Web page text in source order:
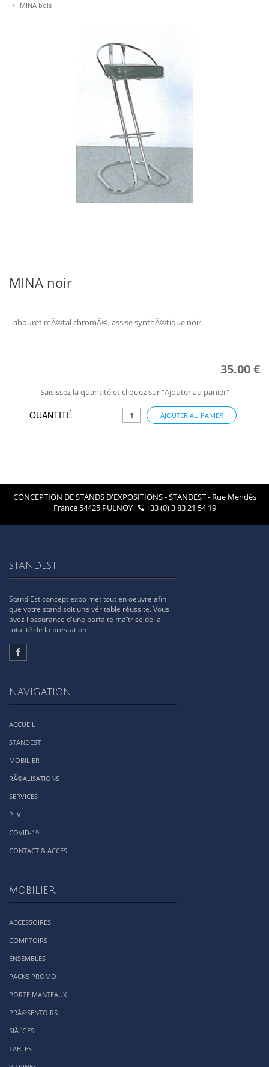
MINA bois
MINA noir
Tabouret mÃ©tal chromÃ©, assise synthÃ©tique noir.
35.00 €
Saisissez la quantité et cliquez sur "Ajouter au panier"
QUANTITÉ AJOUTER AU PANIER
CONCEPTION DE STANDS D'EXPOSITIONS - STANDEST - Rue Mendès
France 54425 PULNOY
+33 (0) 3 83 21 54 19
STANDEST
Stand'Est concept expo met tout en oeuvre afin
que votre stand soit une véritable réussite. Vous
avez l'assurance d'une parfaite maîtrise de la
totalité de la prestation
NAVIGATION
ACCUEIL
STANDEST
MOBILIER
RÃ©ALISATIONS
SERVICES
PLV
COVID-19
CONTACT & ACCÈS
MOBILIER
ACCESSOIRES
COMPTOIRS
ENSEMBLES
PACKS PROMO
PORTE MANTEAUX
PRÃ©SENTOIRS
SIÃ¨GES
TABLES